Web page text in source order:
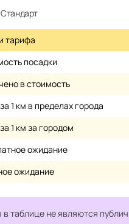
тарифа
посадки
в стоимость
1 км в пределах города
1 км за городом
ожидание
ожидание
таблице не являются